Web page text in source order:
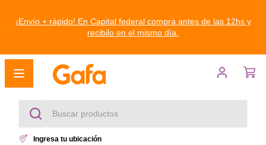
¡Envío + rápido! En Capital federal comprá antes de las 12hs y
recibilo en el mismo día.
Buscar productos
Ingresa tu ubicación